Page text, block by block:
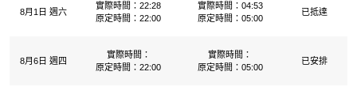
8月1日 週六
實際時間：22:28
原定時間：22:00
實際時間：04:53
原定時間：05:00
已抵達
8月6日 週四
實際時間：
原定時間：22:00
實際時間：
原定時間：05:00
已安排